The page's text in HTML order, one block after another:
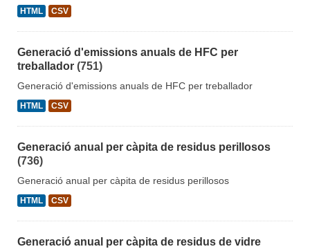
HTML CSV
Generació d'emissions anuals de HFC per
treballador (751)
Generació d'emissions anuals de HFC per treballador
HTML CSV
Generació anual per càpita de residus perillosos
(736)
Generació anual per càpita de residus perillosos
HTML CSV
Generació anual per càpita de residus de vidre